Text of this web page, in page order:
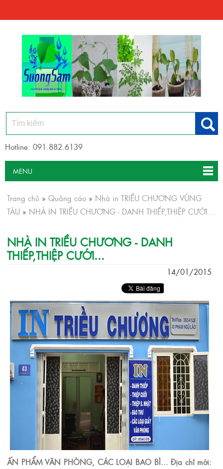
Hotline: 091.882.6139
MENU
Trang chủ » Quảng cáo » Nhà in TRIỀU CHƯƠNG VŨNG
TÀU » NHÀ IN TRIỀU CHƯƠNG - DANH THIẾP,THIỆP CƯỚI...
NHÀ IN TRIỀU CHƯƠNG - DANH
THIẾP,THIỆP CƯỚI...
14/01/2015
ẤN PHẨM VĂN PHÒNG, CÁC LOẠI BAO BÌ... Địa chỉ mới: